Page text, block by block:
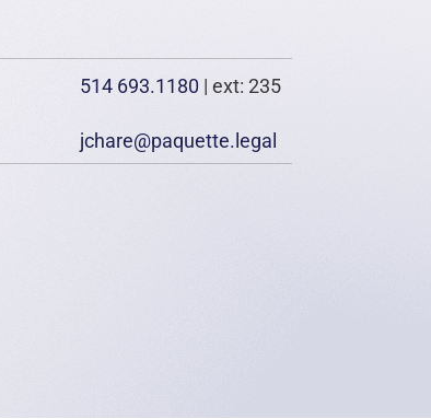
514 693.1180 | ext: 235
jchare@paquette.legal